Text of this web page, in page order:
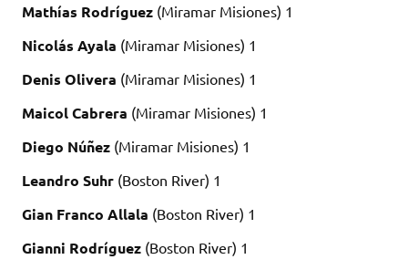
Mathías Rodríguez (Miramar Misiones) 1
Nicolás Ayala (Miramar Misiones) 1
Denis Olivera (Miramar Misiones) 1
Maicol Cabrera (Miramar Misiones) 1
Diego Núñez (Miramar Misiones) 1
Leandro Suhr (Boston River) 1
Gian Franco Allala (Boston River) 1
Gianni Rodríguez (Boston River) 1